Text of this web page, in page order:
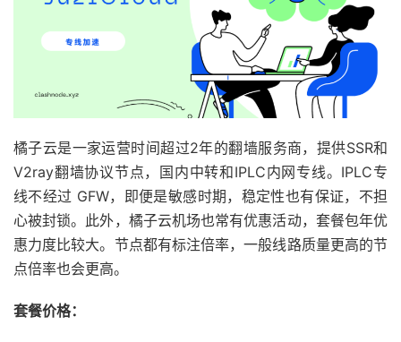
橘子云是一家运营时间超过2年的翻墙服务商，提供SSR和
V2ray翻墙协议节点，国内中转和IPLC内网专线。IPLC专
线不经过 GFW，即便是敏感时期，稳定性也有保证，不担
心被封锁。此外，橘子云机场也常有优惠活动，套餐包年优
惠力度比较大。节点都有标注倍率，一般线路质量更高的节
点倍率也会更高。
套餐价格：